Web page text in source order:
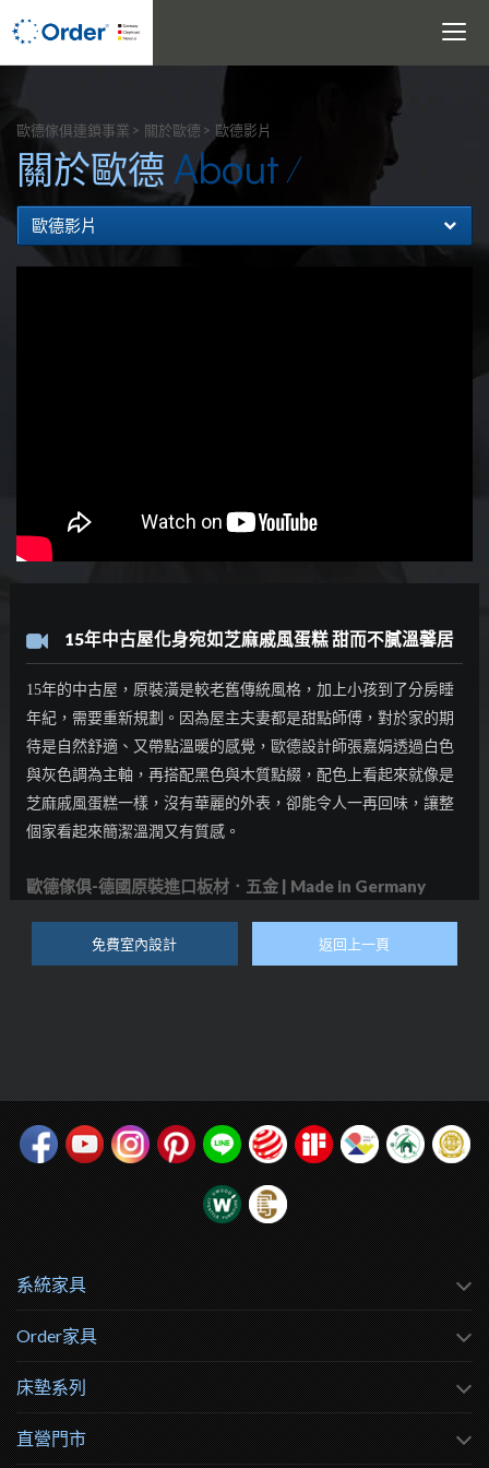
Toggle
歐德傢俱連鎖事業 關於歐德 歐德影片
關於歐德 About
歐德影片
15年中古屋化身宛如芝麻戚風蛋糕 甜而不膩溫馨居
15年的中古屋，原裝潢是較老舊傳統風格，加上小孩到了分房睡
年紀，需要重新規劃。因為屋主夫妻都是甜點師傅，對於家的期
待是自然舒適、又帶點溫暖的感覺，歐德設計師張嘉娟透過白色
與灰色調為主軸，再搭配黑色與木質點綴，配色上看起來就像是
芝麻戚風蛋糕一樣，沒有華麗的外表，卻能令人一再回味，讓整
個家看起來簡潔溫潤又有質感。
歐德傢俱-德國原裝進口板材．五金 | Made in Germany
免費室內設計 返回上一頁
系統家具
Order家具
床墊系列
直營門市